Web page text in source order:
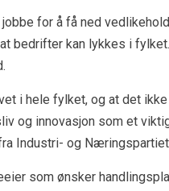
for å få ned
bedrifter kan lykkes i
i hele fylket, og at det
og innovasjon som et
Industri- og
som ønsker